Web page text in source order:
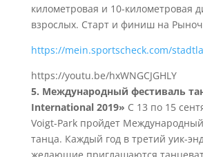
километровая и 10-километровая
взрослых. Старт и финиш на
https://mein.sportscheck.com/
https://youtu.be/hxWNGCJGHLY
5. Международный фестиваль
International 2019» С 13 по 15
Voigt-Park пройдет
танца. Каждый год в третий уик-